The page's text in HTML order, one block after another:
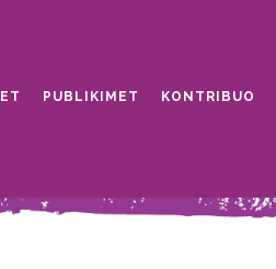
PUBLIKIMET KONTRIBUO